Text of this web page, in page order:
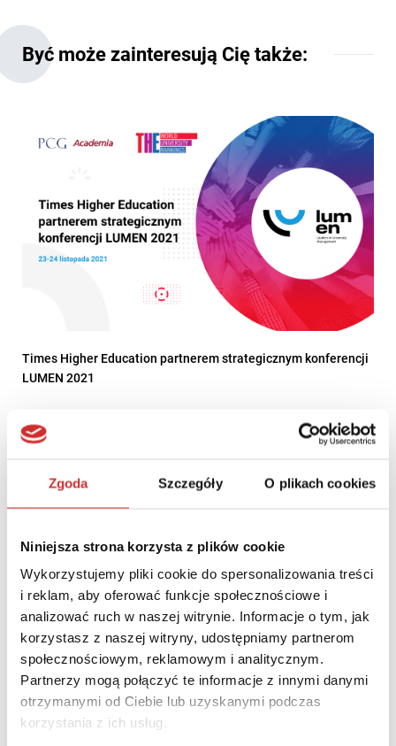
Zgoda Szczegóły O plikach cookies
Niniejsza strona korzysta z plików cookie
Wykorzystujemy pliki cookie do spersonalizowania treści
i reklam, aby oferować funkcje społecznościowe i
analizować ruch w naszej witrynie. Informacje o tym, jak
korzystasz z naszej witryny, udostępniamy partnerom
społecznościowym, reklamowym i analitycznym.
Partnerzy mogą połączyć te informacje z innymi danymi
otrzymanymi od Ciebie lub uzyskanymi podczas
korzystania z ich usług.
Być może zainteresują Cię także:
Times Higher Education partnerem strategicznym konferencji
LUMEN 2021
ScienceCon 2022 – THE Impact Rankings 2022 – perspektywa
polskich uczelni. Omówienie metodologii oraz wyników